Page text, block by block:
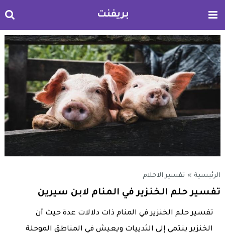
بريفنت
الرئيسية » تفسير الاحلام
تفسير حلم الخنزير في المنام لابن سيرين
تفسير حلم الخنزير في المنام ذات دلالات عدة حيث أن
الخنزير ينتمي إلى الثدييات ويعيش في المناطق الموحلة